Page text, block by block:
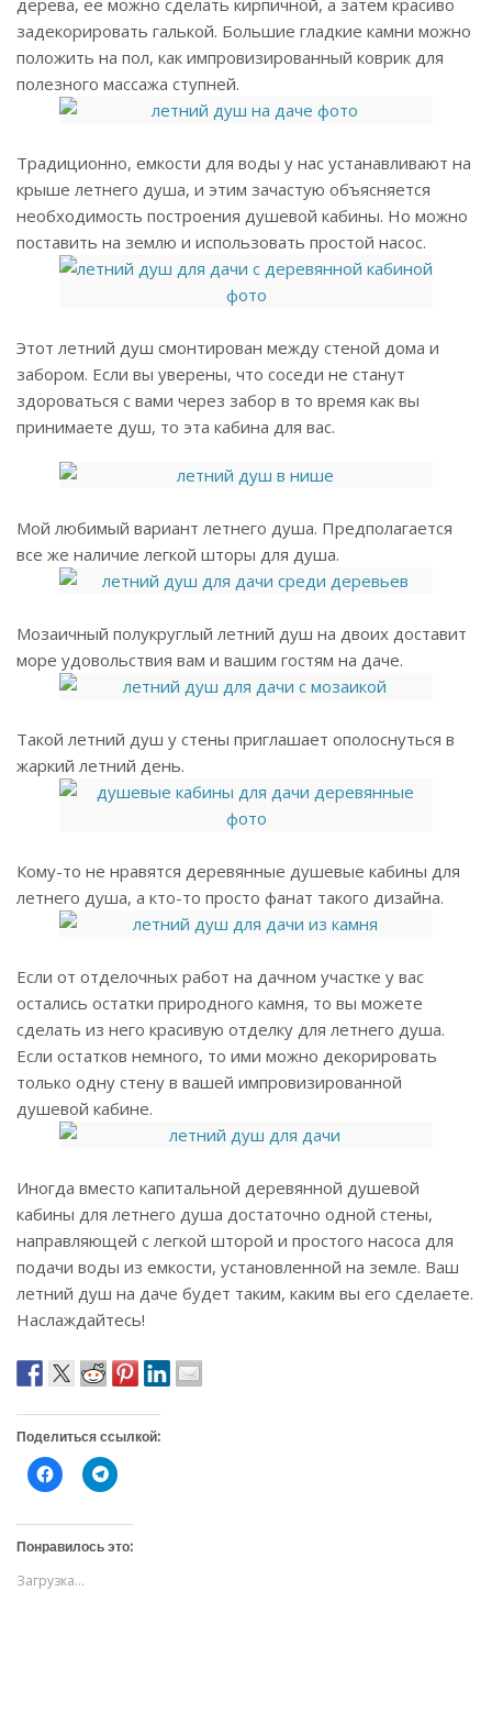
дерева, ее можно сделать кирпичной, а затем красиво
задекорировать галькой. Большие гладкие камни можно
положить на пол, как импровизированный коврик для
полезного массажа ступней.
Традиционно, емкости для воды у нас устанавливают на
крыше летнего душа, и этим зачастую объясняется
необходимость построения душевой кабины. Но можно
поставить на землю и использовать простой насос.
Этот летний душ смонтирован между стеной дома и
забором. Если вы уверены, что соседи не станут
здороваться с вами через забор в то время как вы
принимаете душ, то эта кабина для вас.
Мой любимый вариант летнего душа. Предполагается
все же наличие легкой шторы для душа.
Мозаичный полукруглый летний душ на двоих доставит
море удовольствия вам и вашим гостям на даче.
Такой летний душ у стены приглашает ополоснуться в
жаркий летний день.
Кому-то не нравятся деревянные душевые кабины для
летнего душа, а кто-то просто фанат такого дизайна.
Если от отделочных работ на дачном участке у вас
остались остатки природного камня, то вы можете
сделать из него красивую отделку для летнего душа.
Если остатков немного, то ими можно декорировать
только одну стену в вашей импровизированной
душевой кабине.
Иногда вместо капитальной деревянной душевой
кабины для летнего душа достаточно одной стены,
направляющей с легкой шторой и простого насоса для
подачи воды из емкости, установленной на земле. Ваш
летний душ на даче будет таким, каким вы его сделаете.
Наслаждайтесь!
Поделиться ссылкой:
Н
а
и
т
е
ч
Н
а
и
т
е
Понравилось это:
Загрузка...